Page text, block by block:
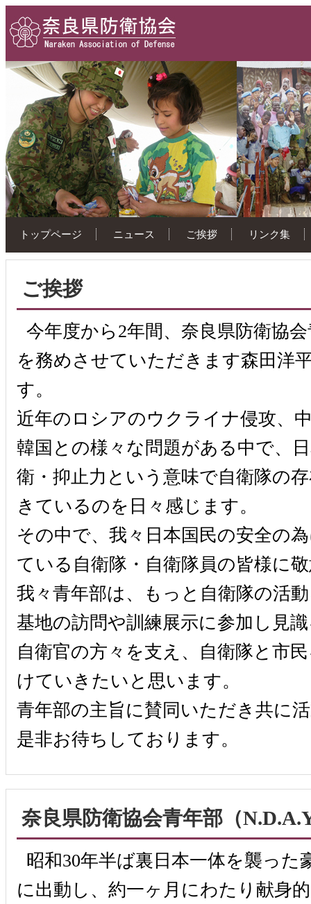
トップページ ニュース ご挨拶 リンク集
ご挨拶
今年度から2年間、奈良県防衛協
を務めさせていただきます森田洋
す。
近年のロシアのウクライナ侵攻、
韓国との様々な問題がある中で、
衛・抑止力という意味で自衛隊の
きているのを日々感じます。
その中で、我々日本国民の安全の
ている自衛隊・自衛隊員の皆様に
我々青年部は、もっと自衛隊の活
基地の訪問や訓練展示に参加し見
自衛官の方々を支え、自衛隊と市
けていきたいと思います。
青年部の主旨に賛同いただき共に
是非お待ちしております。
奈良県防衛協会青年部（
昭和30年半ば裏日本一体を襲った
に出動し、約一ヶ月にわたり献身